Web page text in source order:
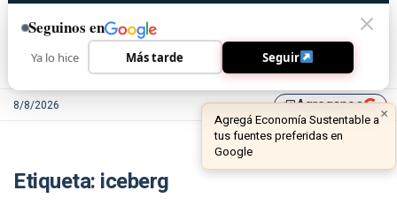
8/8/2026 library_addAgreganos ×
Agregá Economía Sustentable a
tus fuentes preferidas en
Google
Etiqueta: iceberg
Seguinos en
Ya lo hice Más tarde Seguir